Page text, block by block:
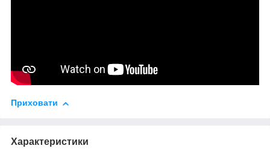
Приховати
Характеристики